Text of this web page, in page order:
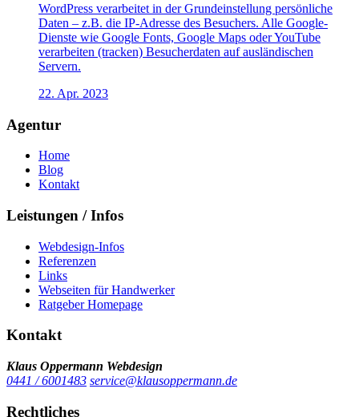
WordPress verarbeitet in der Grundeinstellung persönliche
Daten – z.B. die IP-Adresse des Besuchers. Alle Google-
Dienste wie Google Fonts, Google Maps oder YouTube
verarbeiten (tracken) Besucherdaten auf ausländischen
Servern.
22. Apr. 2023
Agentur
Home
Blog
Kontakt
Leistungen / Infos
Webdesign-Infos
Referenzen
Links
Webseiten für Handwerker
Ratgeber Homepage
Kontakt
Klaus Oppermann Webdesign
0441 / 6001483 service@klausoppermann.de
Rechtliches